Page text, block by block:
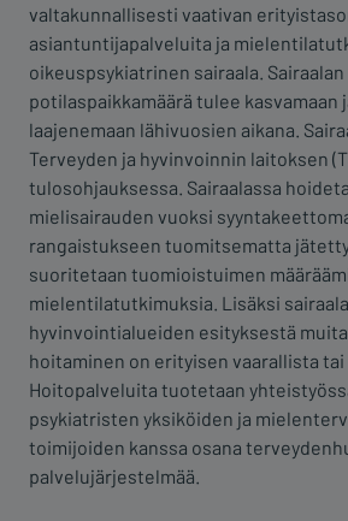
valtakunnallisesti vaativan
asiantuntijapalveluita ja
oikeuspsykiatrinen sairaala. Sairaalan
potilaspaikkamäärä tulee kasvamaan
laajenemaan lähivuosien aikana.
Terveyden ja hyvinvoinnin laitoksen
tulosohjauksessa. Sairaalassa
mielisairauden vuoksi
rangaistukseen tuomitsematta
suoritetaan tuomioistuimen
mielentilatutkimuksia. Lisäksi
hyvinvointialueiden esityksestä
hoitaminen on erityisen vaarallista tai
Hoitopalveluita tuotetaan
psykiatristen yksiköiden ja
toimijoiden kanssa osana
palvelujärjestelmää.